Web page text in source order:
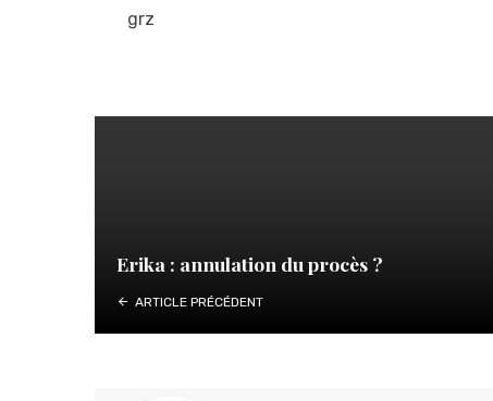
grz
Erika : annulation du procès ?
ARTICLE PRÉCÉDENT